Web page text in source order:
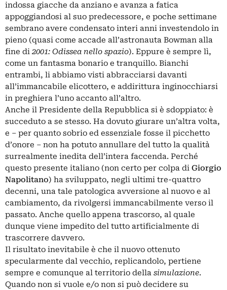
indossa giacche da anziano e avanza a fatica
appoggiandosi al suo predecessore, e poche settimane
sembrano avere condensato interi anni investendolo in
pieno (quasi come accade all’astronauta Bowman alla
fine di 2001: Odissea nello spazio). Eppure è sempre lì,
come un fantasma bonario e tranquillo. Bianchi
entrambi, li abbiamo visti abbracciarsi davanti
all’immancabile elicottero, e addirittura inginocchiarsi
in preghiera l’uno accanto all’altro.
Anche il Presidente della Repubblica si è sdoppiato: è
succeduto a se stesso. Ha dovuto giurare un’altra volta,
e – per quanto sobrio ed essenziale fosse il picchetto
d’onore – non ha potuto annullare del tutto la qualità
surrealmente inedita dell’intera faccenda. Perché
questo presente italiano (non certo per colpa di Giorgio
Napolitano) ha sviluppato, negli ultimi tre-quattro
decenni, una tale patologica avversione al nuovo e al
cambiamento, da rivolgersi immancabilmente verso il
passato. Anche quello appena trascorso, al quale
dunque viene impedito del tutto artificialmente di
trascorrere davvero.
Il risultato inevitabile è che il nuovo ottenuto
specularmente dal vecchio, replicandolo, pertiene
sempre e comunque al territorio della simulazione.
Quando non si vuole e/o non si può decidere su